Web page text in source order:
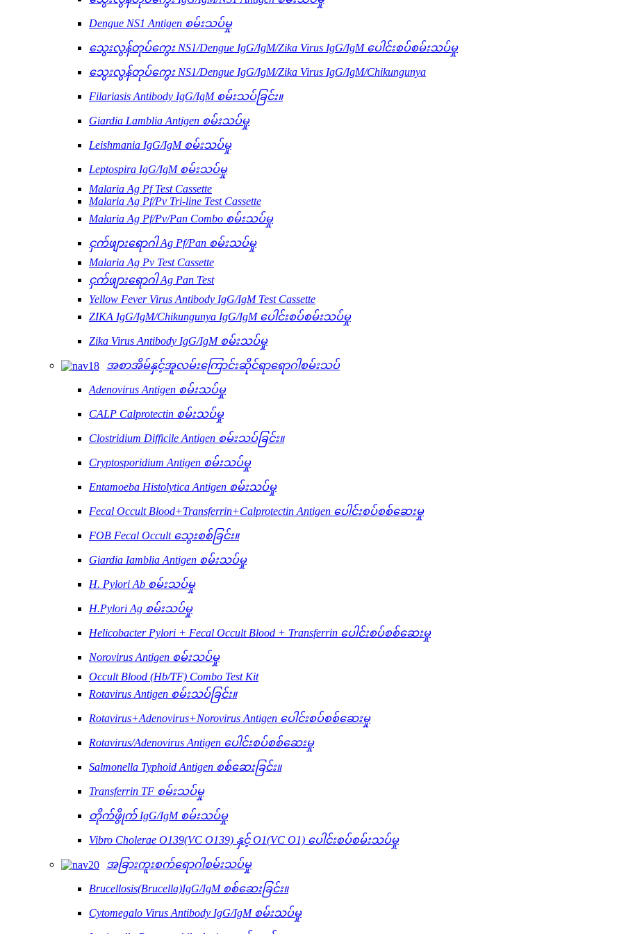
Dengue NS1 Antigen စမ်းသပ်မှု
သွေးလွန်တုပ်ကွေး NS1/Dengue IgG/IgM/Zika Virus IgG/IgM ပေါင်းစပ်စမ်းသပ်မှု
သွေးလွန်တုပ်ကွေး NS1/Dengue IgG/IgM/Zika Virus IgG/IgM/Chikungunya
Filariasis Antibody IgG/IgM စမ်းသပ်ခြင်း။
Giardia Lamblia Antigen စမ်းသပ်မှု
Leishmania IgG/IgM စမ်းသပ်မှု
Leptospira IgG/IgM စမ်းသပ်မှု
Malaria Ag Pf Test Cassette
Malaria Ag Pf/Pv Tri-line Test Cassette
Malaria Ag Pf/Pv/Pan Combo စမ်းသပ်မှု
ငှက်ဖျားရောဂါ Ag Pf/Pan စမ်းသပ်မှု
Malaria Ag Pv Test Cassette
ငှက်ဖျားရောဂါ Ag Pan Test
Yellow Fever Virus Antibody IgG/IgM Test Cassette
ZIKA IgG/IgM/Chikungunya IgG/IgM ပေါင်းစပ်စမ်းသပ်မှု
Zika Virus Antibody IgG/IgM စမ်းသပ်မှု
အစာအိမ်နှင့်အူလမ်းကြောင်းဆိုင်ရာရောဂါစမ်းသပ်
Adenovirus Antigen စမ်းသပ်မှု
CALP Calprotectin စမ်းသပ်မှု
Clostridium Difficile Antigen စမ်းသပ်ခြင်း။
Cryptosporidium Antigen စမ်းသပ်မှု
Entamoeba Histolytica Antigen စမ်းသပ်မှု
Fecal Occult Blood+Transferrin+Calprotectin Antigen ပေါင်းစပ်စစ်ဆေးမှု
FOB Fecal Occult သွေးစစ်ခြင်း။
Giardia Iamblia Antigen စမ်းသပ်မှု
H. Pylori Ab စမ်းသပ်မှု
H.Pylori Ag စမ်းသပ်မှု
Helicobacter Pylori + Fecal Occult Blood + Transferrin ပေါင်းစပ်စစ်ဆေးမှု
Norovirus Antigen စမ်းသပ်မှု
Occult Blood (Hb/TF) Combo Test Kit
Rotavirus Antigen စမ်းသပ်ခြင်း။
Rotavirus+Adenovirus+Norovirus Antigen ပေါင်းစပ်စစ်ဆေးမှု
Rotavirus/Adenovirus Antigen ပေါင်းစပ်စစ်ဆေးမှု
Salmonella Typhoid Antigen စစ်ဆေးခြင်း။
Transferrin TF စမ်းသပ်မှု
တိုက်ဖွိုက် IgG/IgM စမ်းသပ်မှု
Vibro Cholerae O139(VC O139) နှင့် O1(VC O1) ပေါင်းစပ်စမ်းသပ်မှု
အခြားကူးစက်ရောဂါစမ်းသပ်မှု
Brucellosis(Brucella)IgG/IgM စစ်ဆေးခြင်း။
Cytomegalo Virus Antibody IgG/IgM စမ်းသပ်မှု